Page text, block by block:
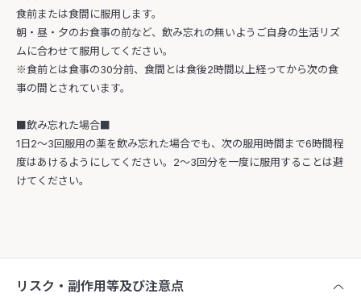
食前または食間に服用します。
朝・昼・夕のお食事の前など、飲み忘れの無いようご自身の生活リズ
ムに合わせて服用してください。
※食前とは食事の30分前、食間とは食後2時間以上経ってから次の食
事の間とされています。
■飲み忘れた場合■
1日2～3回服用の薬を飲み忘れた場合でも、次の服用時間まで6時間程
度はあけるようにしてください。2～3回分を一度に服用することは避
けてください。
リスク・副作用等及び注意点